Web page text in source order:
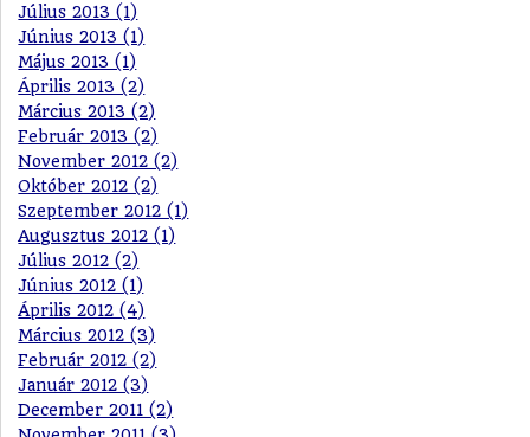
Július 2013 (1)
Június 2013 (1)
Május 2013 (1)
Április 2013 (2)
Március 2013 (2)
Február 2013 (2)
November 2012 (2)
Október 2012 (2)
Szeptember 2012 (1)
Augusztus 2012 (1)
Július 2012 (2)
Június 2012 (1)
Április 2012 (4)
Március 2012 (3)
Február 2012 (2)
Január 2012 (3)
December 2011 (2)